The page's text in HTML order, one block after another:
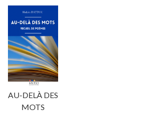
AU-DELÀ DES
MOTS